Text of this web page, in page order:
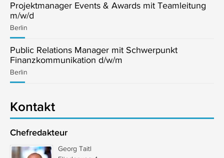
Projektmanager Events & Awards mit Teamleitung
m/w/d
Berlin
Public Relations Manager mit Schwerpunkt
Finanzkommunikation d/w/m
Berlin
Kontakt
Chefredakteur
Georg Taitl